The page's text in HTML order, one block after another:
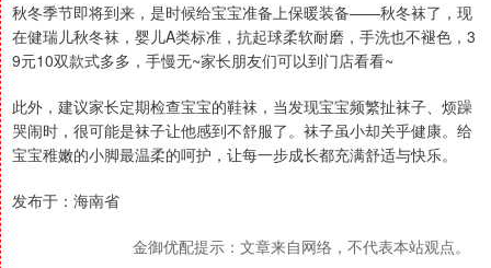
秋冬季节即将到来，是时候给宝宝准备上保暖装备——秋冬袜了，现
在健瑞儿秋冬袜，婴儿A类标准，抗起球柔软耐磨，手洗也不褪色，3
9元10双款式多多，手慢无~家长朋友们可以到门店看看~
此外，建议家长定期检查宝宝的鞋袜，当发现宝宝频繁扯袜子、烦躁
哭闹时，很可能是袜子让他感到不舒服了。袜子虽小却关乎健康。给
宝宝稚嫩的小脚最温柔的呵护，让每一步成长都充满舒适与快乐。
发布于：海南省
金御优配提示：文章来自网络，不代表本站观点。